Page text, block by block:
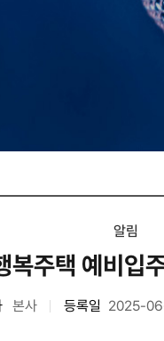
알림
주택 예비입
본사 등록일 2025-